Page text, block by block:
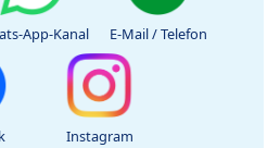
App-Kanal E-Mail / Telefon
Instagram